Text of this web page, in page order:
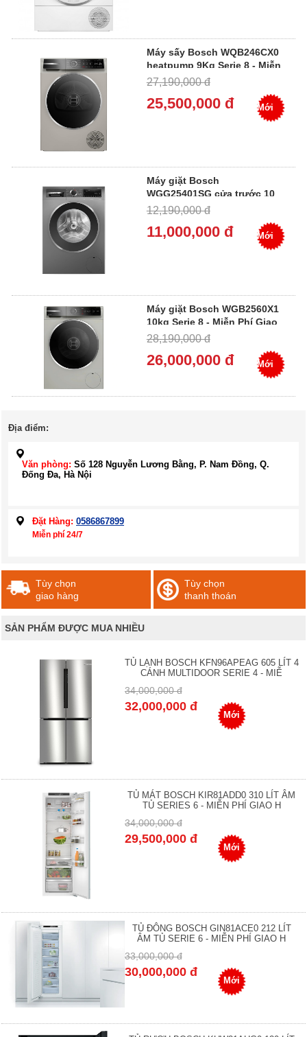
Máy sấy Bosch WQB246CX0
heatpump 9Kg Serie 8 - Miễn
Phí Giao Hàng, Bảo Hành Tại
27,190,000 đ
25,500,000 đ Mới
Máy giặt Bosch
WGG25401SG cửa trước 10
Kg màu xám - Miễn Phí Giao
12,190,000 đ
11,000,000 đ Mới
Máy giặt Bosch WGB2560X1
10kg Serie 8 - Miễn Phí Giao
Hàng, Bảo Hành Tại Nhà
28,190,000 đ
26,000,000 đ Mới
Địa điểm:
Văn phòng: Số 128 Nguyễn Lương Bằng, P. Nam Đồng, Q.
Đống Đa, Hà Nội
Đặt Hàng: 0586867899
Miễn phí 24/7
Tùy chọn
giao hàng
Tùy chọn
thanh thoán
SẢN PHẨM ĐƯỢC MUA NHIỀU
TỦ LẠNH BOSCH KFN96APEAG 605 LÍT 4
CÁNH MULTIDOOR SERIE 4 - MIỄ
34,000,000 đ
32,000,000 đ
Mới
TỦ MÁT BOSCH KIR81ADD0 310 LÍT ÂM
TỦ SERIES 6 - MIỄN PHÍ GIAO H
34,000,000 đ
29,500,000 đ
Mới
TỦ ĐÔNG BOSCH GIN81ACE0 212 LÍT
ÂM TỦ SERIE 6 - MIỄN PHÍ GIAO H
33,000,000 đ
30,000,000 đ
Mới